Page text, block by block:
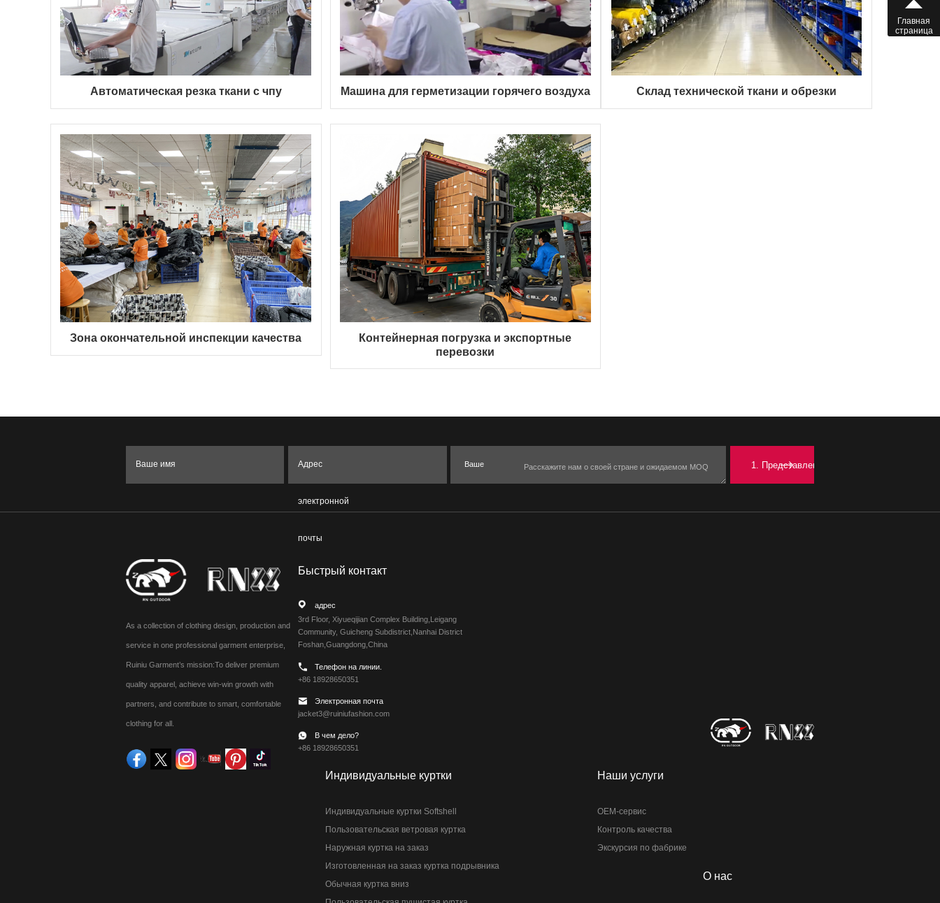
Автоматическая резка ткани с чпу Машина для герметизации горячего воздуха Склад технической ткани и обрезки
Зона окончательной инспекции качества
Контейнерная погрузка и экспортные
перевозки
Ваше имя Адрес
электронной
почты
Ваше
As a collection of clothing design, production and
service in one professional garment enterprise,
Ruiniu Garment’s mission:To deliver premium
quality apparel, achieve win-win growth with
partners, and contribute to smart, comfortable
clothing for all.
Быстрый контакт
адрес
3rd Floor, Xiyueqijian Complex Building,Leigang
Community, Guicheng Subdistrict,Nanhai District
Foshan,Guangdong,China
Телефон на линии.
+86 18928650351
Электронная почта
jacket3@ruiniufashion.com
В чем дело?
+86 18928650351
Индивидуальные куртки
Индивидуальные куртки Softshell
Пользовательская ветровая куртка
Наружная куртка на заказ
Изготовленная на заказ куртка подрывника
Обычная куртка вниз
Наши услуги
OEM-сервис
Контроль качества
Экскурсия по фабрике
О нас
Главная
страница